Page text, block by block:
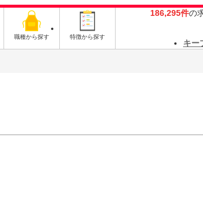
職種から探す 特徴から探す
186,295件の
キー